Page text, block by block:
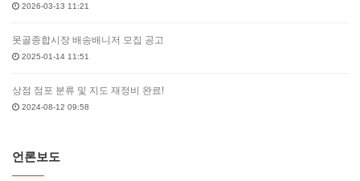
2026-03-13 11:21
못골종합시장 배송배니저 모집 공고
2025-01-14 11:51
상점 점포 분류 및 지도 재정비 완료!
2024-08-12 09:58
언론보도